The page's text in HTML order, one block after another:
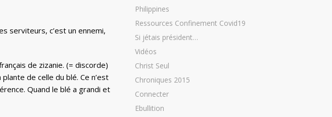
serviteurs, c’est un ennemi,
de zizanie. (= discorde)
de celle du blé. Ce n’est
Quand le blé a grandi et
Philippines
Ressources Confinement Covid19
Si jétais président…
Vidéos
Christ Seul
Chroniques 2015
Connecter
Ebullition